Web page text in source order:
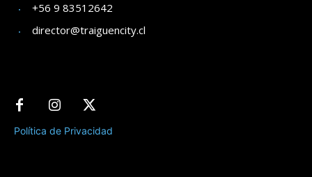
+56 9 83512642
director@traiguencity.cl
Política de Privacidad